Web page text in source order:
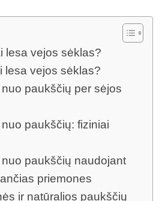
lesa vejos sėklas?
lesa vejos sėklas?
paukščių per sėjos
paukščių: fiziniai
paukščių naudojant
priemones
ir natūralios paukščių